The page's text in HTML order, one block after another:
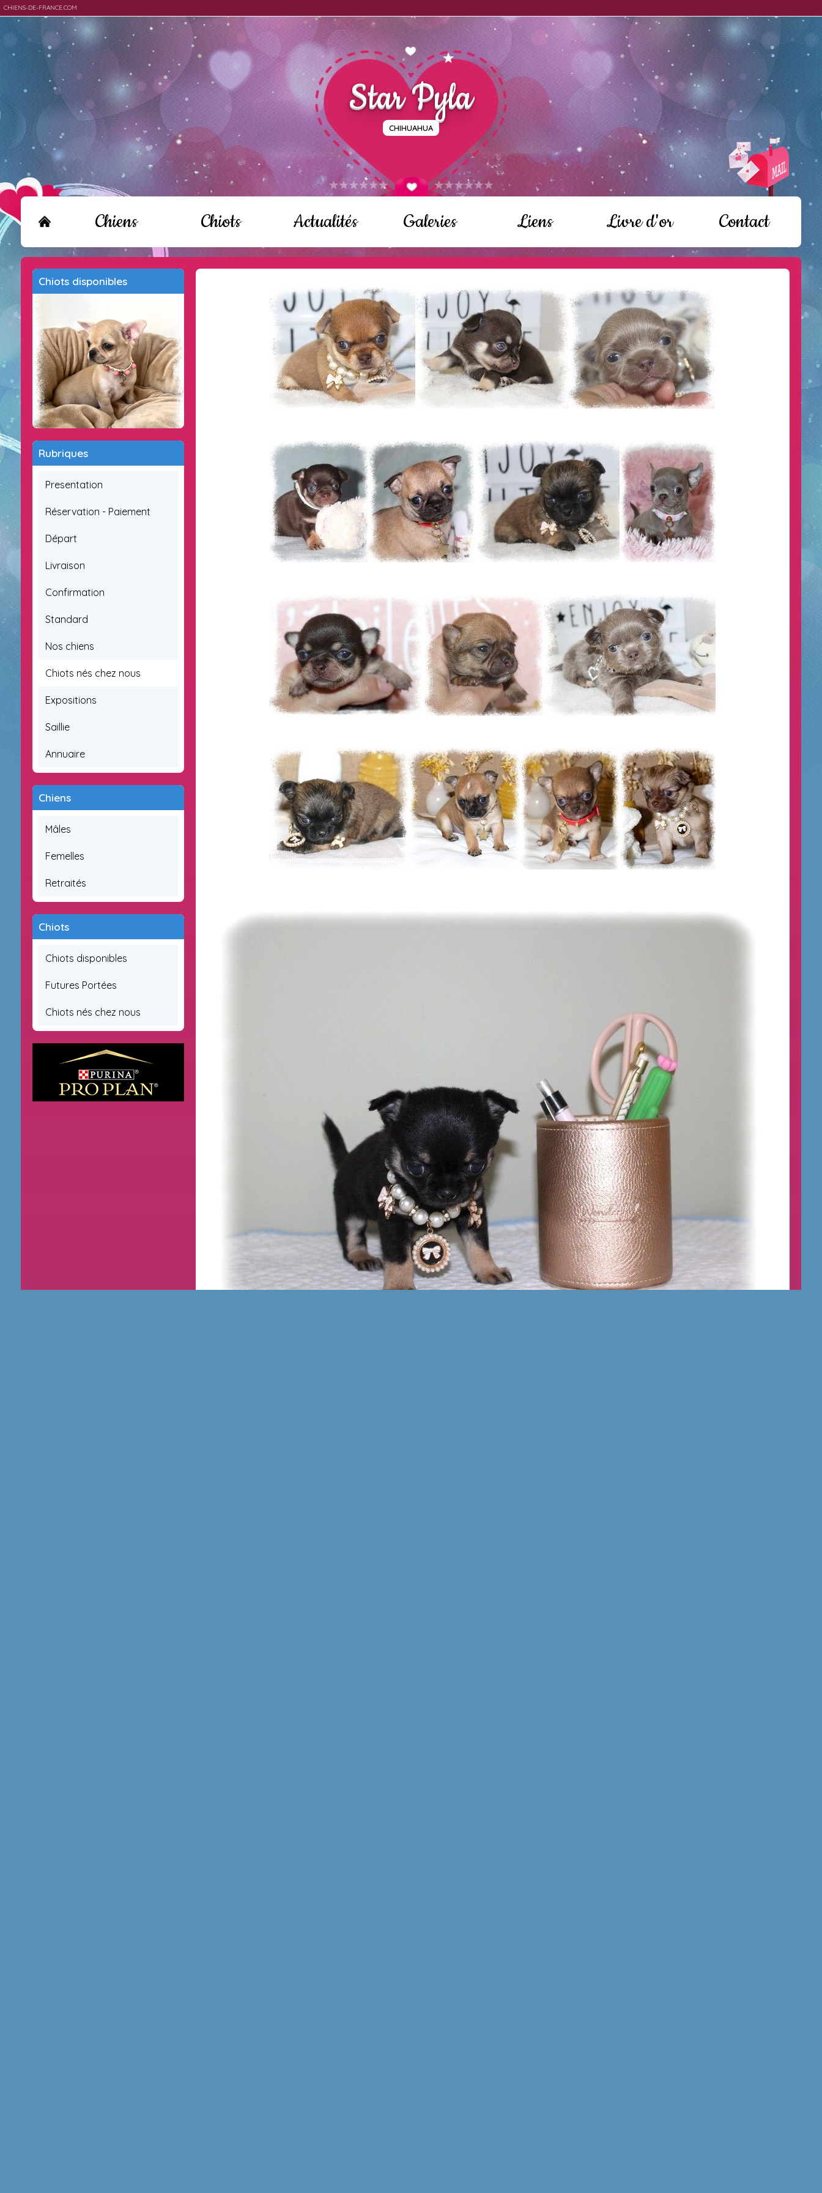
CHIENS-DE-FRANCE.COM
Star Pyla
CHIHUAHUA
Chiens Chiots Actualités Galeries Liens Livre d'or Contact
Chiots disponibles
Rubriques
Presentation
Réservation - Paiement
Départ
Livraison
Confirmation
Standard
Nos chiens
Chiots nés chez nous
Expositions
Saillie
Annuaire
Chiens
Mâles
Femelles
Retraités
Chiots
Chiots disponibles
Futures Portées
Chiots nés chez nous